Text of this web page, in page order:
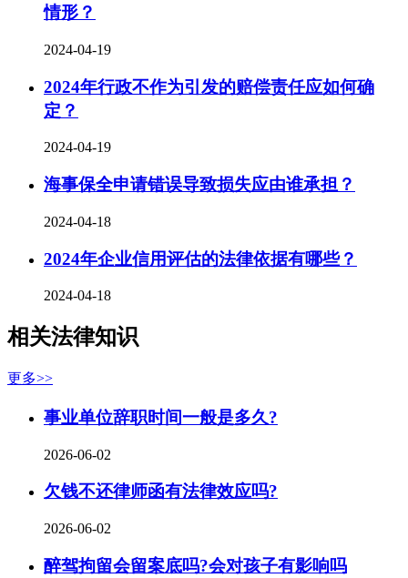
情形？
2024-04-19
2024年行政不作为引发的赔偿责任应如何确
定？
2024-04-19
海事保全申请错误导致损失应由谁承担？
2024-04-18
2024年企业信用评估的法律依据有哪些？
2024-04-18
相关法律知识
更多>>
事业单位辞职时间一般是多久?
2026-06-02
欠钱不还律师函有法律效应吗?
2026-06-02
醉驾拘留会留案底吗?会对孩子有影响吗